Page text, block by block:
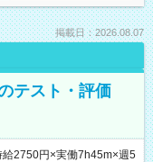
掲載日：2026.08.07
テスト・評価
2750円×実働7h45m×週5